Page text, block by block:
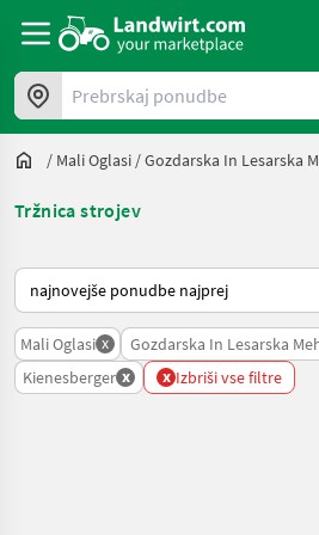
Prebrskaj ponudbe
/ Mali Oglasi /Gozdarska In Lesarska
Tržnica strojev
Tako je razvrščeno na Landwirt.com
Mali Oglasi x Gozdarska In Lesarska
Kienesberger x x Izbriši vse filtre